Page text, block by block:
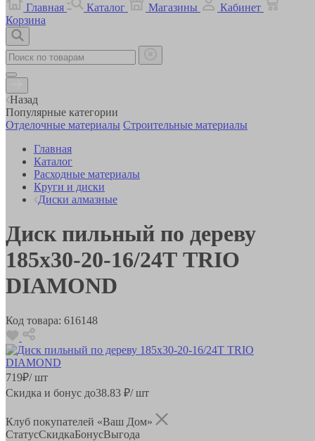
Главная
Каталог Магазины
Кабинет
Корзина
Назад
Популярные категории
Отделочные материалы Строительные материалы
Главная
Каталог
Расходные материалы
Круги и диски
Диски алмазные
Диск пильный по дереву
185х30-20-16/24Т TRIO
DIAMOND
Код товара: 616148
719₽/ шт
Скидка и бонус до38.83 ₽/ шт
Клуб покупателей «Ваш Дом»
СтатусСкидкаБонусВыгода